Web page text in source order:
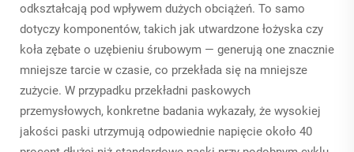
odkształcają pod wpływem dużych obciążeń. To samo
dotyczy komponentów, takich jak utwardzone łożyska czy
koła zębate o uzębieniu śrubowym — generują one znacznie
mniejsze tarcie w czasie, co przekłada się na mniejsze
zużycie. W przypadku przekładni paskowych
przemysłowych, konkretne badania wykazały, że wysokiej
jakości paski utrzymują odpowiednie napięcie około 40